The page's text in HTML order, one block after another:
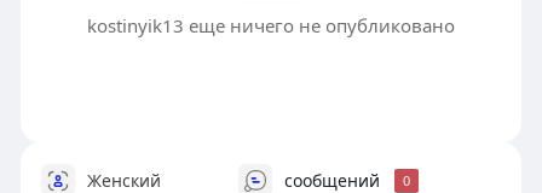
kostinyik13 еще ничего не опубликовано
Женский сообщений 0